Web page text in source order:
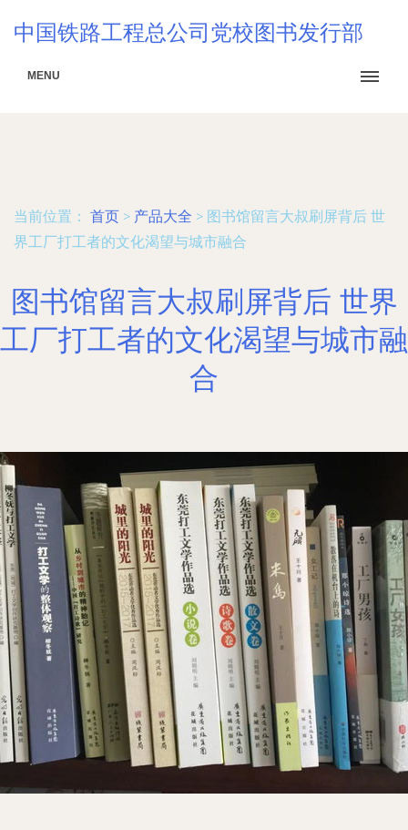
中国铁路工程总公司党校图书发行部
MENU
当前位置： 首页 > 产品大全 > 图书馆留言大叔刷屏背后 世
界工厂打工者的文化渴望与城市融合
图书馆留言大叔刷屏背后 世界
工厂打工者的文化渴望与城市融
合